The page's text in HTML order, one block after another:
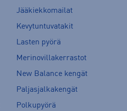
Jääkiekkomailat
Kevytuntuvatakit
Lasten pyörä
Merinovillakerrastot
New Balance kengät
Paljasjalkakengät
Polkupyörä